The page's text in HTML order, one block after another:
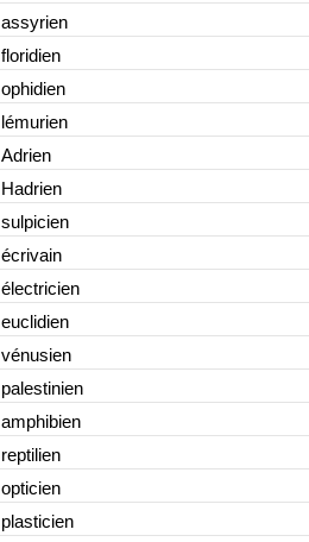
assyrien
floridien
ophidien
lémurien
Adrien
Hadrien
sulpicien
écrivain
électricien
euclidien
vénusien
palestinien
amphibien
reptilien
opticien
plasticien